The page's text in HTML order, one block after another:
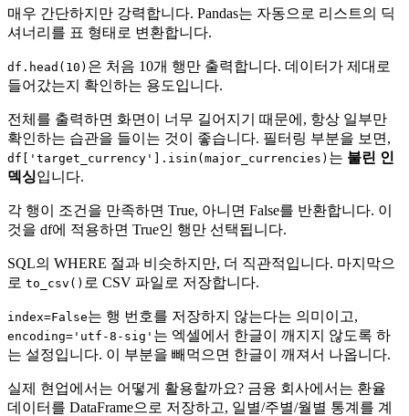
매우 간단하지만 강력합니다. Pandas는 자동으로 리스트의 딕
셔너리를 표 형태로 변환합니다.
df.head(10) 은 처음 10개 행만 출력합니다. 데이터가 제대로
들어갔는지 확인하는 용도입니다.
전체를 출력하면 화면이 너무 길어지기 때문에, 항상 일부만
확인하는 습관을 들이는 것이 좋습니다. 필터링 부분을 보면,
df['target_currency'].isin(major_currencies) 는 불린 인
덱싱입니다.
각 행이 조건을 만족하면 True, 아니면 False를 반환합니다. 이
것을 df에 적용하면 True인 행만 선택됩니다.
SQL의 WHERE 절과 비슷하지만, 더 직관적입니다. 마지막으
로 to_csv() 로 CSV 파일로 저장합니다.
index=False는 행 번호를 저장하지 않는다는 의미이고,
encoding='utf-8-sig' 는 엑셀에서 한글이 깨지지 않도록 하
는 설정입니다. 이 부분을 빼먹으면 한글이 깨져서 나옵니다.
실제 현업에서는 어떻게 활용할까요? 금융 회사에서는 환율
데이터를 DataFrame으로 저장하고, 일별/주별/월별 통계를 계